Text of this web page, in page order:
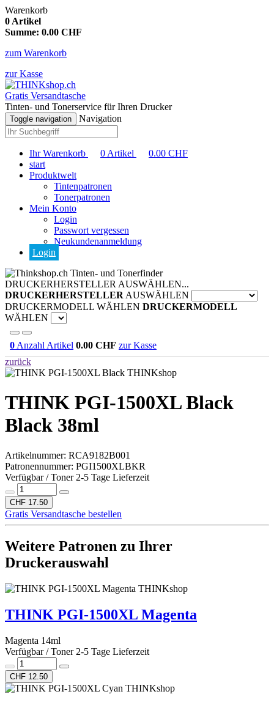
Warenkorb
0 Artikel
Summe: 0.00 CHF
zum Warenkorb
zur Kasse
Gratis Versandtasche
Tinten- und Tonerservice für Ihren Drucker
Toggle navigation Navigation
Ihr Warenkorb 0 Artikel 0.00 CHF
start
Produktwelt
Tintenpatronen
Tonerpatronen
Mein Konto
Login
Passwort vergessen
Neukundenanmeldung
Login
Tinten- und Tonerfinder
DRUCKERHERSTELLER AUSWÄHLEN...
DRUCKERHERSTELLER AUSWÄHLEN
DRUCKERMODELL WÄHLEN DRUCKERMODELL
WÄHLEN
0 Anzahl Artikel 0.00 CHF zur Kasse
zurück
THINKshop
THINK PGI-1500XL Black
Black 38ml
Artikelnummer: RCA9182B001
Patronennummer: PGI1500XLBKR
Verfügbar / Toner 2-5 Tage Lieferzeit
CHF 17.50
Gratis Versandtasche bestellen
Weitere Patronen zu Ihrer
Druckerauswahl
THINKshop
THINK PGI-1500XL Magenta
Magenta 14ml
Verfügbar / Toner 2-5 Tage Lieferzeit
CHF 12.50
THINKshop